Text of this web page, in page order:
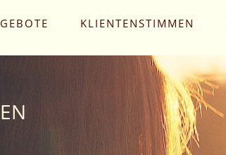
KLIENTENSTIMMEN